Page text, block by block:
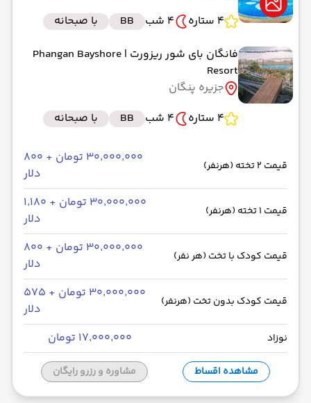
4 ستاره
4 شب BB
با صبحانه
فانگان بای شور ریزورت | Phangan Bayshore
Resort
جزیره پنگان
4 ستاره
4 شب BB با صبحانه
قیمت 2 تخته (هرنفر)
۳۰٬۰۰۰٬۰۰۰ تومان + ۸۰۰
دلار
قیمت 1 تخته (هرنفر)
۳۰٬۰۰۰٬۰۰۰ تومان + ۱٬۱۸۰
دلار
قیمت کودک با تخت (هر نفر)
۳۰٬۰۰۰٬۰۰۰ تومان + ۸۰۰
دلار
قیمت کودک بدون تخت (هرنفر)
۳۰٬۰۰۰٬۰۰۰ تومان + ۵۷۵
دلار
نوزاد ۱۷٬۰۰۰٬۰۰۰ تومان
مشاهده اقساط مشاوره و رزرو رایگان